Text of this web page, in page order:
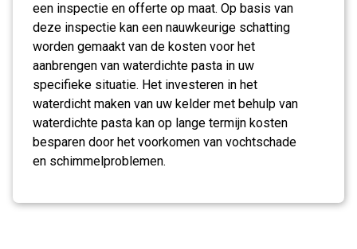
een inspectie en offerte op maat. Op basis van
deze inspectie kan een nauwkeurige schatting
worden gemaakt van de kosten voor het
aanbrengen van waterdichte pasta in uw
specifieke situatie. Het investeren in het
waterdicht maken van uw kelder met behulp van
waterdichte pasta kan op lange termijn kosten
besparen door het voorkomen van vochtschade
en schimmelproblemen.